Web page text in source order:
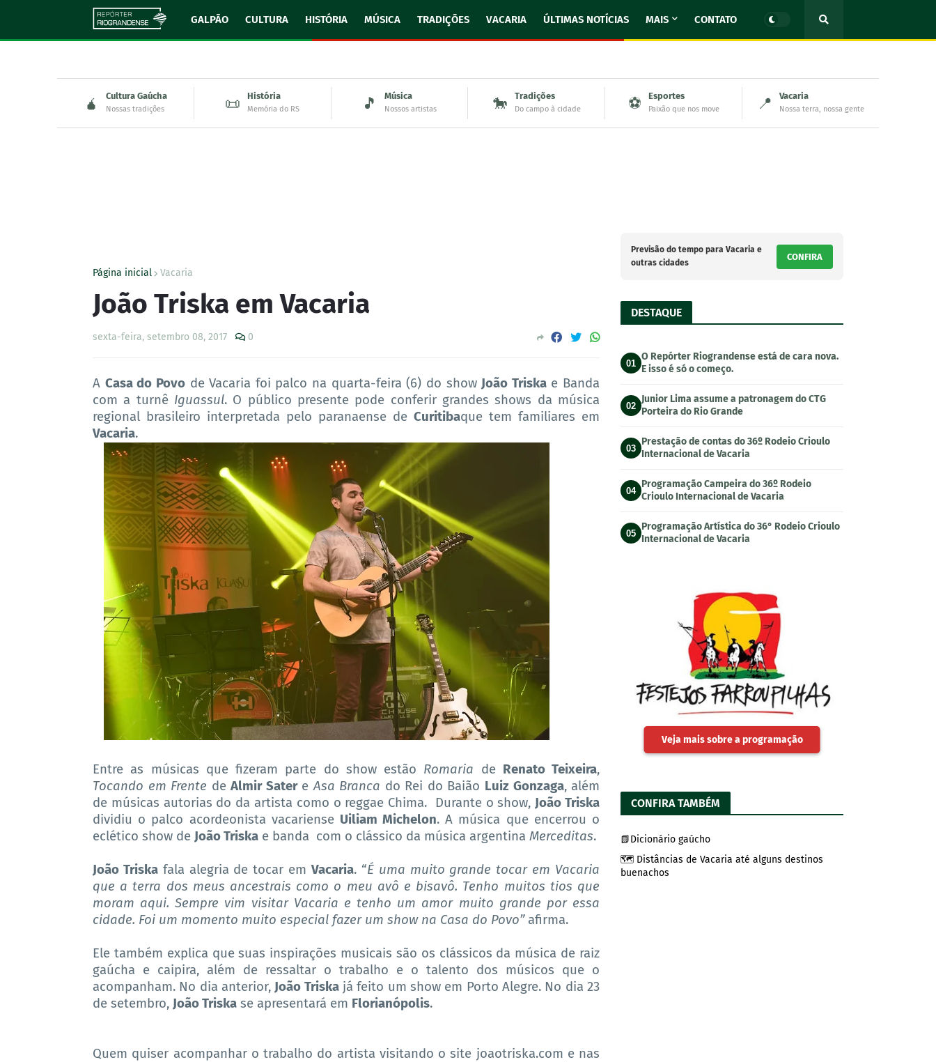
GALPÃO CULTURA HISTÓRIA MÚSICA TRADIÇÕES VACARIA ÚLTIMAS NOTÍCIAS MAIS CONTATO
🧉 Cultura Gaúcha
Nossas tradições 📜 História
Memória do RS 🎵 Música
Nossos artistas 🐎 Tradições
Do campo à cidade ⚽ Esportes
Paixão que nos move 📍 Vacaria
Nossa terra, nossa gente
Página inicial Vacaria
João Triska em Vacaria
sexta-feira, setembro 08, 2017 0
A Casa do Povode Vacaria foi palco na quarta-feira (6) do show João Triskae Banda
com a turnê Iguassul. O público presente pode conferir grandes shows da música
regional brasileiro interpretada pelo paranaense de Curitibaque tem familiares em
Vacaria.
Entre as músicas que fizeram parte do show estão Romaria de Renato Teixeira,
Tocando em Frente deAlmir SatereAsa Branca do Rei do Baião Luiz Gonzaga, além
de músicas autorias do da artista como o reggae Chima. Durante o show, João Triska
dividiu o palco acordeonista vacariense Uiliam Michelon. A música que encerrou o
eclético show de João Triska e banda com o clássico da música argentina Merceditas.
João Triskafala alegria de tocar emVacaria. “É uma muito grande tocar em Vacaria
que a terra dos meus ancestrais como o meu avô e bisavô. Tenho muitos tios que
moram aqui. Sempre vim visitar Vacaria e tenho um amor muito grande por essa
cidade. Foi um momento muito especial fazer um show na Casa do Povo”afirma.
Ele também explica que suas inspirações musicais são os clássicos da música de raiz
gaúcha e caipira, além de ressaltar o trabalho e o talento dos músicos que o
acompanham. No dia anterior, João Triskajá feito um show em Porto Alegre. No dia 23
de setembro, João Triska se apresentará em Florianópolis.
Quem quiser acompanhar o trabalho do artista visitando o site joaotriska.com e nas
Previsão do tempo para Vacaria e
outras cidades
CONFIRA
DESTAQUE
01
O Repórter Riograndense está de cara nova.
E isso é só o começo.
02
Junior Lima assume a patronagem do CTG
Porteira do Rio Grande
03
Prestação de contas do 36º Rodeio Crioulo
Internacional de Vacaria
04
Programação Campeira do 36º Rodeio
Crioulo Internacional de Vacaria
05
Programação Artística do 36° Rodeio Crioulo
Internacional de Vacaria
Veja mais sobre a programação
CONFIRA TAMBÉM
📗Dicionário gaúcho
🗺️ Distâncias de Vacaria até alguns destinos
buenachos